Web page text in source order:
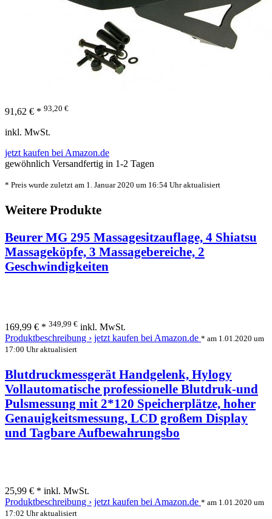
91,62 € * 93,20 €
inkl. MwSt.
jetzt kaufen bei Amazon.de
gewöhnlich Versandfertig in 1-2 Tagen
* Preis wurde zuletzt am 1. Januar 2020 um 16:54 Uhr aktualisiert
Weitere Produkte
Beurer MG 295 Massagesitzauflage, 4 Shiatsu
Massageköpfe, 3 Massagebereiche, 2
Geschwindigkeiten
169,99 € * 349,99 € inkl. MwSt.
Produktbeschreibung › jetzt kaufen bei Amazon.de * am 1.01.2020 um
17:00 Uhr aktualisiert
Blutdruckmessgerät Handgelenk, Hylogy
Vollautomatische professionelle Blutdruk-und
Pulsmessung mit 2*120 Speicherplätze, hoher
Genauigkeitsmessung, LCD großem Display
und Tagbare Aufbewahrungsbo
25,99 € * inkl. MwSt.
Produktbeschreibung › jetzt kaufen bei Amazon.de * am 1.01.2020 um
17:02 Uhr aktualisiert